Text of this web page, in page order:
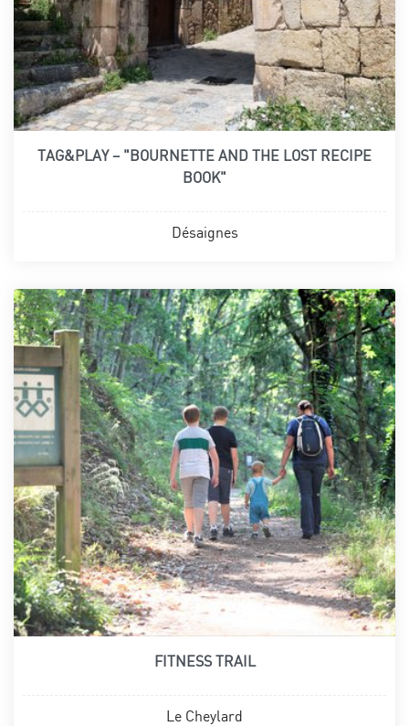
TAG&PLAY – "BOURNETTE AND THE LOST RECIPE
BOOK"
Désaignes
FITNESS TRAIL
Le Cheylard